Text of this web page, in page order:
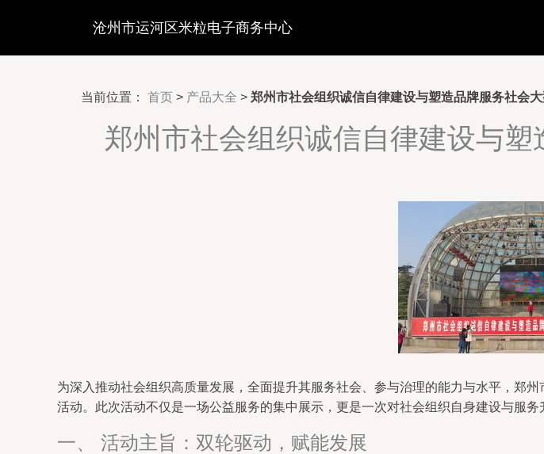
沧州市运河区米粒电子商务中心
当前位置： 首页 > 产品大全 > 郑州市社会组织诚信自律建设与塑造品牌服务社会
郑州市社会组织诚信自律建设与
为深入推动社会组织高质量发展，全面提升其服务社会、参与治理的能力与水平，郑
活动。此次活动不仅是一场公益服务的集中展示，更是一次对社会组织自身建设与服务
一、 活动主旨：双轮驱动，赋能发展